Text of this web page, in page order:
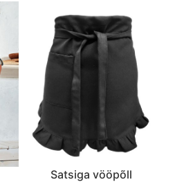
Satsiga vööpõll